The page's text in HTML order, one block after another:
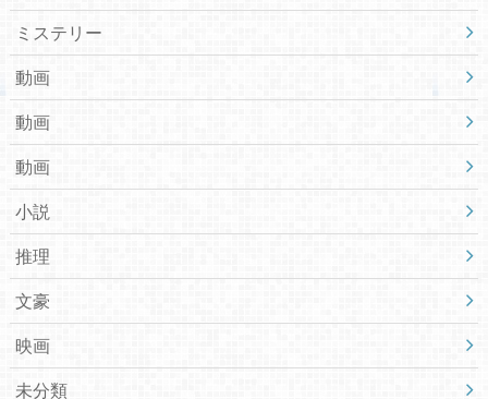
ミステリー
動画
動画
動画
小説
推理
文豪
映画
未分類